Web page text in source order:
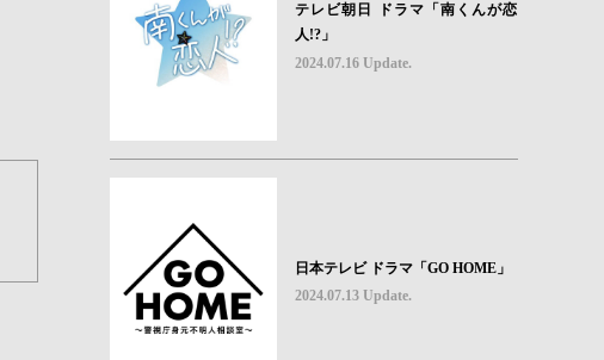
テレビ朝日 ドラマ「南くんが恋
人!?」
2024.07.16 Update.
日本テレビ ドラマ「GO HOME」
2024.07.13 Update.